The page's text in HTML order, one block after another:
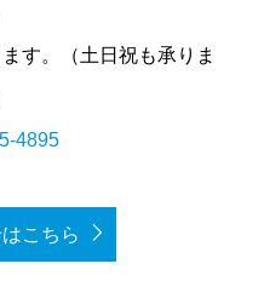
す。（土日祝も承りま
4895
こちら